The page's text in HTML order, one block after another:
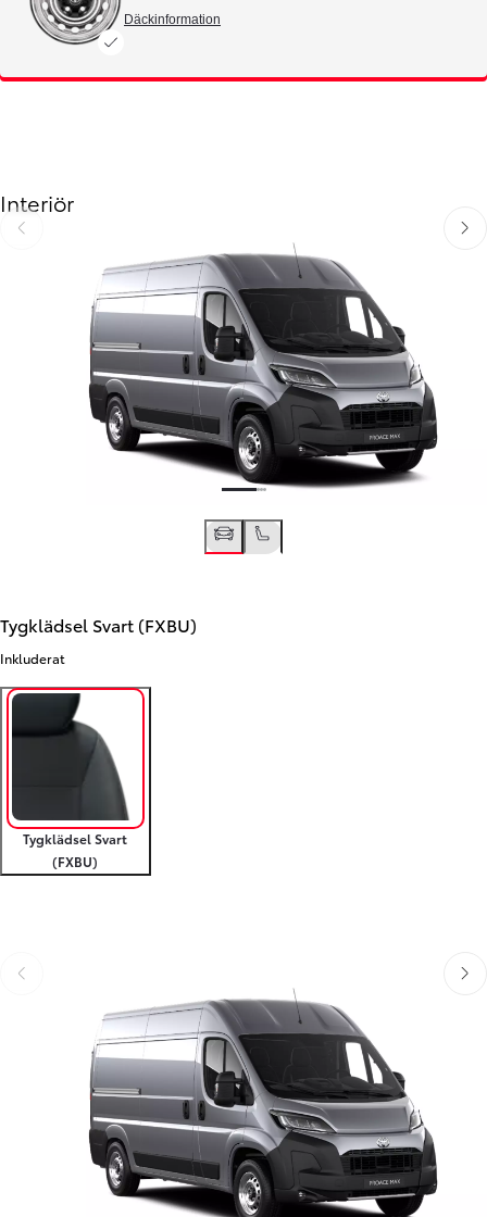
Däckinformation
Interiör
Föregående
Tygklädsel Svart (FXBU)
Inkluderat
Tygklädsel Svart
(FXBU)
Föregående